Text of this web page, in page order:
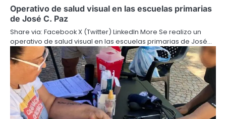
Operativo de salud visual en las escuelas primarias
de José C. Paz
Share via: Facebook X (Twitter) LinkedIn More Se realizo un
operativo de salud visual en las escuelas primarias de José…